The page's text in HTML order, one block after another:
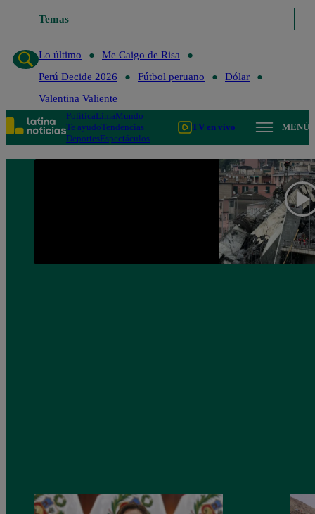
Temas
Lo último Me Caigo de Risa
Lo último
Me Caigo de Risa
Perú Decide 2026
Fútbol peruano
Dólar
Valentina Valiente
PolíticaLimaMundo
Te ayudoTendencias
DeportesEspectáculos
TV en vivo MENÚ